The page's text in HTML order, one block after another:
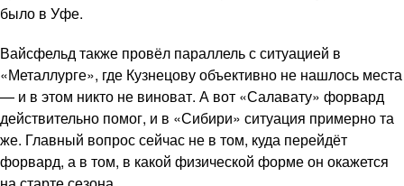
было в Уфе.
Вайсфельд также провёл параллель с ситуацией в
«Металлурге», где Кузнецову объективно не нашлось места
— и в этом никто не виноват. А вот «Салавату» форвард
действительно помог, и в «Сибири» ситуация примерно та
же. Главный вопрос сейчас не в том, куда перейдёт
форвард, а в том, в какой физической форме он окажется